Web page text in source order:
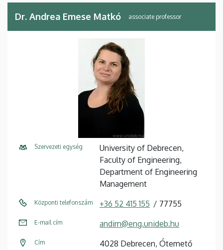
Dr. Andrea Emese Matkó associate professor
Szervezeti egység
University of Debrecen,
Faculty of Engineering,
Department of Engineering
Management
Központi telefonszám +36 52 415 155 77755
E-mail cím andim@eng.unideb.hu
Cím
4028 Debrecen, Ótemető